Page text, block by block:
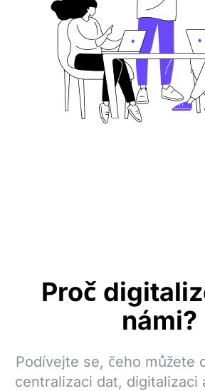
Proč
námi?
Podívejte se, čeho můžete
centralizaci dat, digitalizaci